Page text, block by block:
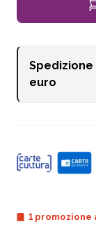
euro
1 promozione